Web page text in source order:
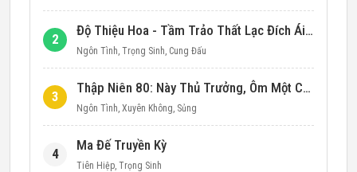
2
Độ Thiệu Hoa - Tầm Trảo Thất Lạc Đích Ái Tình
Ngôn Tình, Trọng Sinh, Cung Đấu
3
Thập Niên 80: Này Thủ Trưởng, Ôm Một Cái Đi!
Ngôn Tình, Xuyên Không, Sủng
4
Ma Đế Truyền Kỳ
Tiên Hiệp, Trọng Sinh